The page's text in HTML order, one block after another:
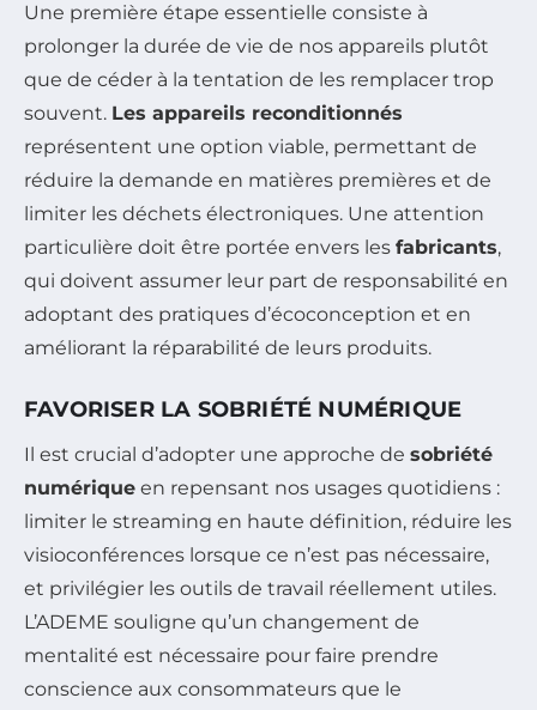
Une première étape essentielle consiste à
prolonger la durée de vie de nos appareils plutôt
que de céder à la tentation de les remplacer trop
souvent. Les appareils reconditionnés
représentent une option viable, permettant de
réduire la demande en matières premières et de
limiter les déchets électroniques. Une attention
particulière doit être portée envers les fabricants,
qui doivent assumer leur part de responsabilité en
adoptant des pratiques d’écoconception et en
améliorant la réparabilité de leurs produits.
FAVORISER LA SOBRIÉTÉ NUMÉRIQUE
Il est crucial d’adopter une approche de sobriété
numérique en repensant nos usages quotidiens :
limiter le streaming en haute définition, réduire les
visioconférences lorsque ce n’est pas nécessaire,
et privilégier les outils de travail réellement utiles.
L’ADEME souligne qu’un changement de
mentalité est nécessaire pour faire prendre
conscience aux consommateurs que le